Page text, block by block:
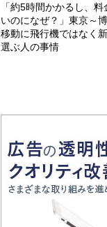
「約5時間かかるし、料
いのになぜ？」東京～
移動に飛行機ではなく
選ぶ人の事情